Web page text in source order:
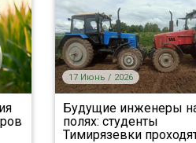
17 Июнь / 2026
Будущие инженеры
полях: студенты
Тимирязевки